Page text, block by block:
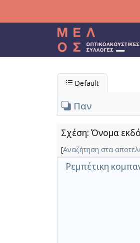
Default
Παν
Σχέση: Όνομα
[Αναζήτηση στα
Ρεμπέτικη